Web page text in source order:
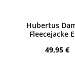
Hubertus
Fleecejacke
49,95 €